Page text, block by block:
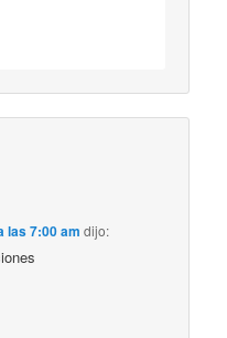
las 7:00 am dijo: